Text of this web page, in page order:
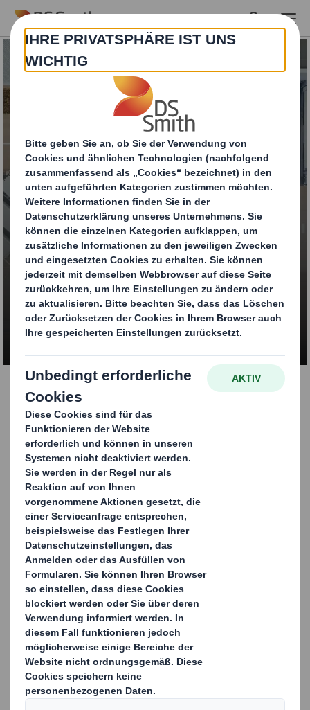
Skip to main content
Transportverpackung
en
KONTAKTIEREN SIE UNS
Transportverpackunge
n
Unser Portfolio
Vom klassischen Faltkarton bis zur maschinellen
Verpackung gewähren unsere Wellpappelösungen
optimalen Schutz für Ihre Produkte. Wir bieten Ihnen
Standardlösungen oder bedarfsgerecht maßgefertigte
Lösungen mit oder ohne Aufdruck, in Klein- und
Großformat. Nach Bedarf bieten wir auch
Gitterfachsysteme oder Keilsysteme für besseren
Schutz Ihrer Produkte.
Zentrierungshilfen „Centering Devices"
Zentrierungshilfensorgen für die perfekte Stapelung